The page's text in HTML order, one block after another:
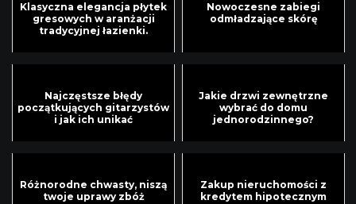
Klasyczna elegancja płytek
gresowych w aranżacji
tradycyjnej łazienki.
Nowoczesne zabiegi
odmładzające skórę
Najczęstsze błędy
początkujących gitarzystów
i jak ich unikać
Jakie drzwi zewnętrzne
wybrać do domu
jednorodzinnego?
Różnorodne chwasty, niszą
twoje uprawy zbóż
Zakup nieruchomości z
kredytem hipotecznym